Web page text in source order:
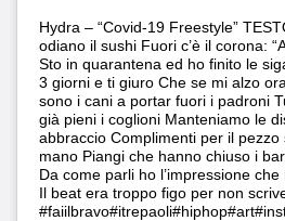
Hydra – “Covid-19 Freestyle”
odiano il sushi Fuori c’è il corona:
Sto in quarantena ed ho finito le
3 giorni e ti giuro Che se mi alzo
sono i cani a portar fuori i padroni
già pieni i coglioni Manteniamo le
abbraccio Complimenti per il
mano Piangi che hanno chiuso i
Da come parli ho l’impressione
Il beat era troppo figo per non